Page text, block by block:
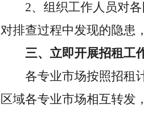
2、组织工作人员对
对排查过程中发现的隐患
三、立即开展招租工
各专业市场按照招租
区域各专业市场相互转发